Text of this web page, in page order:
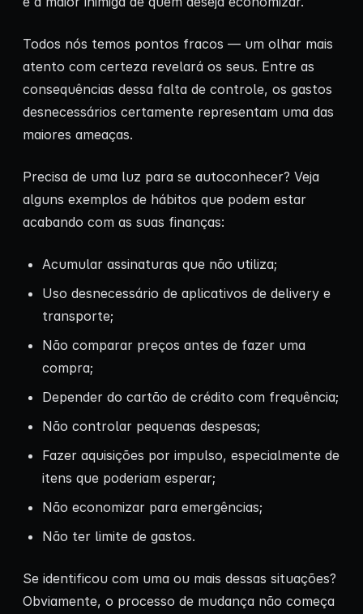
Todos nós temos pontos fracos — um olhar mais
atento com certeza revelará os seus. Entre as
consequências dessa falta de controle, os gastos
desnecessários certamente representam uma das
maiores ameaças.
Precisa de uma luz para se autoconhecer? Veja
alguns exemplos de hábitos que podem estar
acabando com as suas finanças:
Acumular assinaturas que não utiliza;
Uso desnecessário de aplicativos de delivery e
transporte;
Não comparar preços antes de fazer uma
compra;
Depender do cartão de crédito com frequência;
Não controlar pequenas despesas;
Fazer aquisições por impulso, especialmente de
itens que poderiam esperar;
Não economizar para emergências;
Não ter limite de gastos.
Se identificou com uma ou mais dessas situações?
Obviamente, o processo de mudança não começa